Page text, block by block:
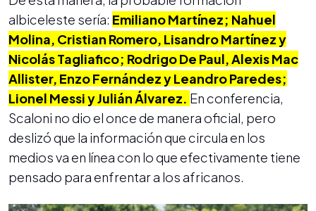
albiceleste sería: Emiliano Martínez; Nahuel
Molina, Cristian Romero, Lisandro Martínez y
Nicolás Tagliafico; Rodrigo De Paul, Alexis Mac
Allister, Enzo Fernández y Leandro Paredes;
Lionel Messi y Julián Álvarez. En conferencia,
Scaloni no dio el once de manera oficial, pero
deslizó que la información que circula en los
medios va en línea con lo que efectivamente tiene
pensado para enfrentar a los africanos.